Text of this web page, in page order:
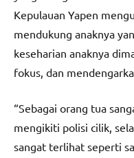
Kepulauan Yapen
mendukung anaknya
keseharian anaknya
fokus, dan
“Sebagai orang tua
mengikiti polisi cilik,
sangat terlihat seperti